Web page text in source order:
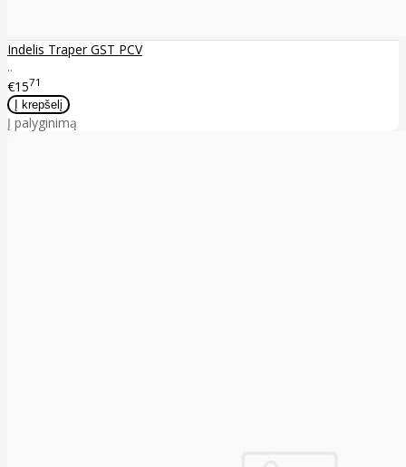
Indelis Traper GST PCV
..
€1571
Į palyginimą